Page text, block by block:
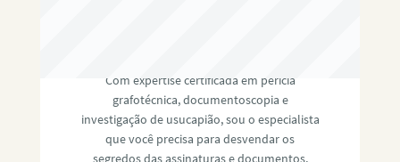
Com expertise certificada em perícia
grafotécnica, documentoscopia e
investigação de usucapião, sou o especialista
que você precisa para desvendar os
segredos das assinaturas e documentos,